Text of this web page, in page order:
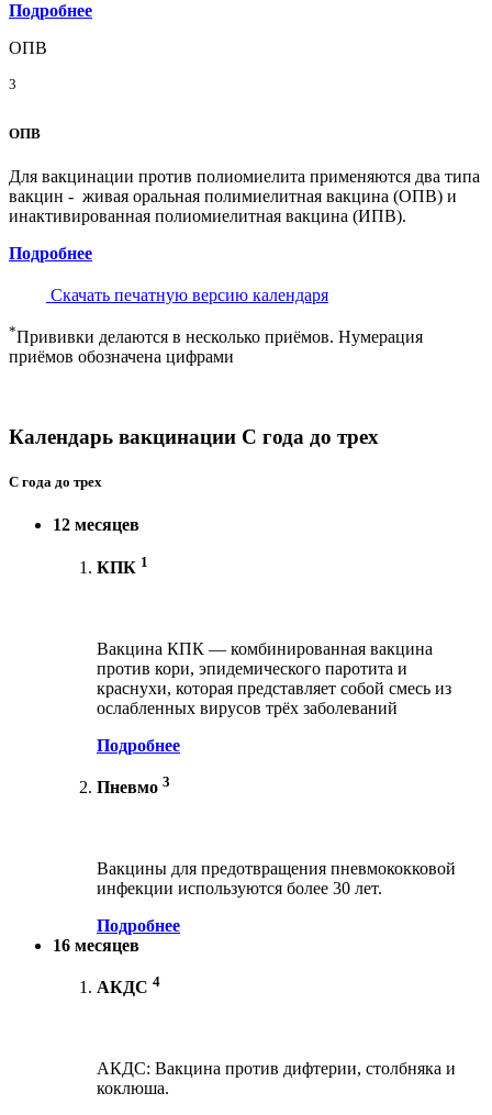
Подробнее
ОПВ
3
ОПВ
Для вакцинации против полиомиелита применяются два типа
вакцин - живая оральная полимиелитная вакцина (ОПВ) и
инактивированная полиомиелитная вакцина (ИПВ).
Подробнее
Скачать печатную версию календаря
*Прививки делаются в несколько приёмов. Нумерация
приёмов обозначена цифрами
Календарь вакцинации С года до трех
С года до трех
12 месяцев
КПК 1
Вакцина КПК — комбинированная вакцина
против кори, эпидемического паротита и
краснухи, которая представляет собой смесь из
ослабленных вирусов трёх заболеваний
Подробнее
Пневмо 3
Вакцины для предотвращения пневмококковой
инфекции используются более 30 лет.
Подробнее
16 месяцев
АКДС 4
АКДС: Вакцина против дифтерии, столбняка и
коклюша.